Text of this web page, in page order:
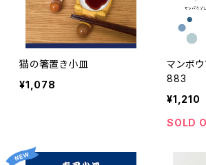
猫の箸置き小皿
¥1,078
マンボ
883
¥1,210
SOLD